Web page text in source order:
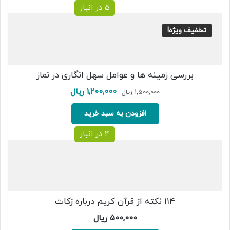
تخفیف ویژه!
5 در انبار
بررسی زمینه ها و عوامل سهل انگاری در نماز
1,500,000 ریال قیمت
اصلی:
1,500,000 ریال
بود.
1,200,000 ریالقیمت
افزودن به سبد خرید
4 در انبار
114 نکته از قرآن کریم درباره زکات
500,000 ریال